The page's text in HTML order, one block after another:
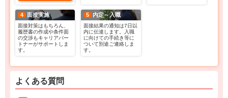
4 面接実施
面接対策はもちろん、
履歴書の作成や条件面
の交渉もキャリアパー
トナーがサポートしま
す。
5 内定～入職
面接結果の通知は7日以
内に伝達します。入職
に向けての手続き等に
ついて別途ご連絡しま
す。
よくある質問